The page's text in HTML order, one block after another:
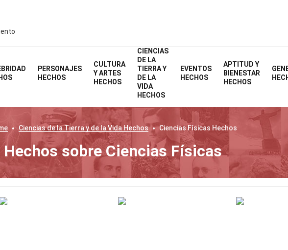
PERSONAJES
HECHOS
CULTURA
Y ARTES
HECHOS
CIENCIAS
DE LA
TIERRA Y
DE LA
VIDA
HECHOS
EVENTOS
HECHOS
APTITUD Y
BIENESTAR
HECHOS
Ciencias de la Tierra y de la Vida Hechos Ciencias Físicas Hechos
Hechos sobre Ciencias Físicas